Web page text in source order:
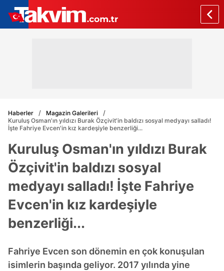
Haberler
Magazin Galerileri
Kuruluş Osman'ın yıldızı Burak Özçivit'in baldızı sosyal medyayı salladı!
İşte Fahriye Evcen'in kız kardeşiyle benzerliği...
Kuruluş Osman'ın yıldızı Burak
Özçivit'in baldızı sosyal
medyayı salladı! İşte Fahriye
Evcen'in kız kardeşiyle
benzerliği...
Fahriye Evcen son dönemin en çok konuşulan
isimlerin başında geliyor. 2017 yılında yine